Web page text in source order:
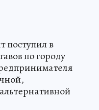
поступил в
по городу